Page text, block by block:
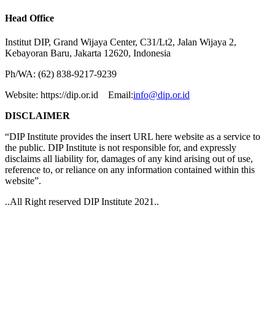
Head Office
Institut DIP, Grand Wijaya Center, C31/Lt2, Jalan Wijaya 2,
Kebayoran Baru, Jakarta 12620, Indonesia
Ph/WA: (62) 838-9217-9239
Website: https://dip.or.id Email:info@dip.or.id
DISCLAIMER
“DIP Institute provides the insert URL here website as a service to
the public. DIP Institute is not responsible for, and expressly
disclaims all liability for, damages of any kind arising out of use,
reference to, or reliance on any information contained within this
website”.
..All Right reserved DIP Institute 2021..